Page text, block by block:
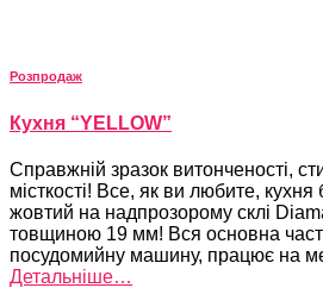
Розпродаж
Кухня “YELLOW”
Справжній зразок витонченості,
місткості! Все, як ви любите,
жовтий на надпрозорому склі
товщиною 19 мм! Вся основна
посудомийну машину, працює на
Детальніше…